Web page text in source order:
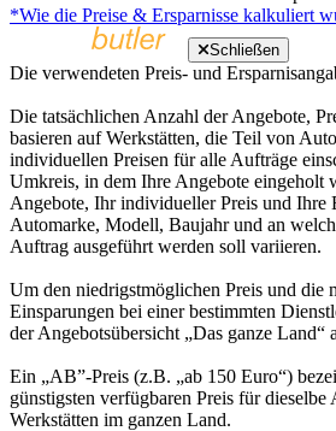
*Wie die Preise & Ersparnisse kalkuliert
Schließen
Die verwendeten Preis- und
Die tatsächlichen Anzahl der Angebote,
basieren auf Werkstätten, die Teil von
individuellen Preisen für alle Aufträge
Umkreis, in dem Ihre Angebote eingeholt
Angebote, Ihr individueller Preis und Ihre
Automarke, Modell, Baujahr und an
Auftrag ausgeführt werden soll variieren.
Um den niedrigstmöglichen Preis und die
Einsparungen bei einer bestimmten
der Angebotsübersicht „Das ganze Land“
Ein „AB”-Preis (z.B. „ab 150 Euro“)
günstigsten verfügbaren Preis für
Werkstätten im ganzen Land.